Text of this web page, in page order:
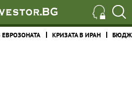
ЕВРОЗОНАТА КРИЗАТА В ИРАН